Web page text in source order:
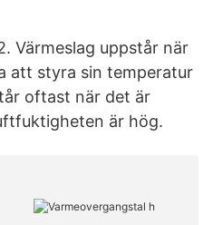
Värmeslag uppstår när
att styra sin temperatur
oftast när det är
är hög.